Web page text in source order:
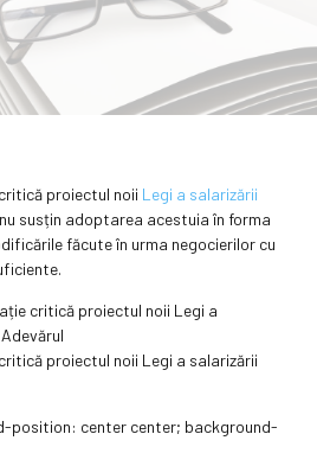
proiectul noii Legi a salarizării
susțin adoptarea acestuia în forma
făcute în urma negocierilor cu
proiectul noii Legi a salarizării
position: center center; background-